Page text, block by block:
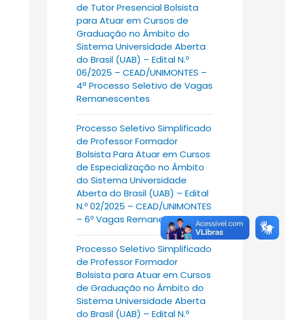
de Tutor Presencial Bolsista
para Atuar em Cursos de
Graduação no Âmbito do
Sistema Universidade Aberta
do Brasil (UAB) – Edital N.º
06/2025 – CEAD/UNIMONTES –
4ª Processo Seletivo de Vagas
Remanescentes
Processo Seletivo Simplificado
de Professor Formador
Bolsista Para Atuar em Cursos
de Especialização no Âmbito
do Sistema Universidade
Aberta do Brasil (UAB) – Edital
N.º 02/2025 – CEAD/UNIMONTES
– 6º Vagas Remanescentes
Processo Seletivo Simplificado
de Professor Formador
Bolsista para Atuar em Cursos
de Graduação no Âmbito do
Sistema Universidade Aberta
do Brasil (UAB) – Edital N.º